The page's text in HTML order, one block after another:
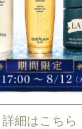
詳細はこちら
クト
P可